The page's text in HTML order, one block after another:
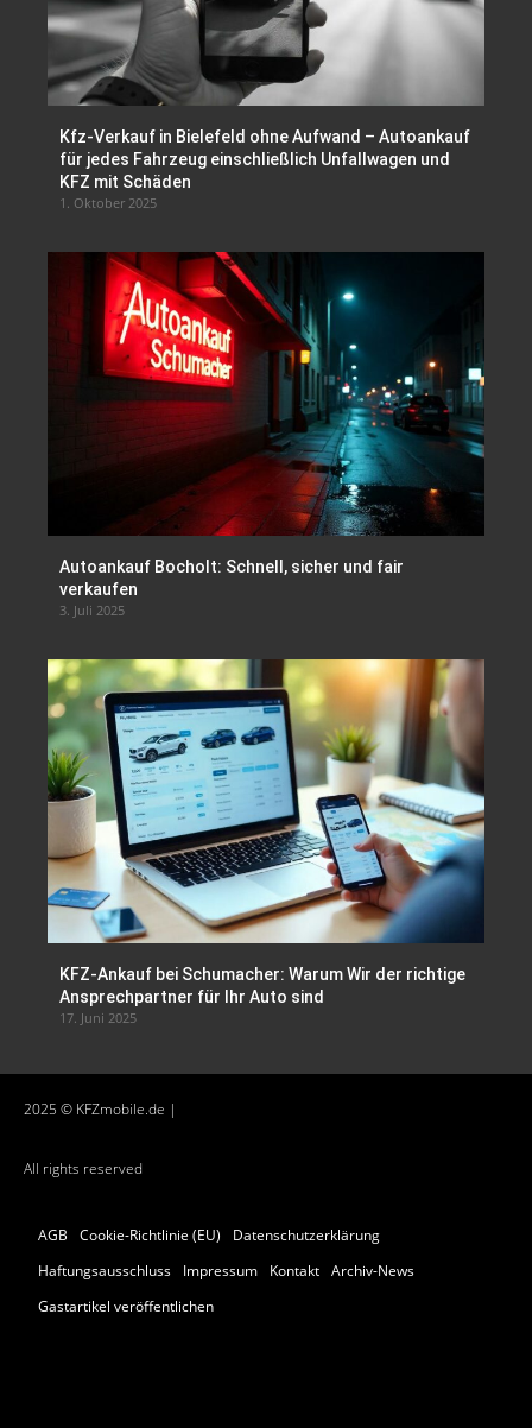
Kfz-Verkauf in Bielefeld ohne Aufwand – Autoankauf
für jedes Fahrzeug einschließlich Unfallwagen und
KFZ mit Schäden
1. Oktober 2025
Autoankauf Bocholt: Schnell, sicher und fair
verkaufen
3. Juli 2025
KFZ-Ankauf bei Schumacher: Warum Wir der richtige
Ansprechpartner für Ihr Auto sind
17. Juni 2025
2025 © KFZmobile.de |
All rights reserved
AGB Cookie-Richtlinie (EU)
Datenschutzerklärung
Haftungsausschluss
Impressum Kontakt Archiv-News
Gastartikel veröffentlichen